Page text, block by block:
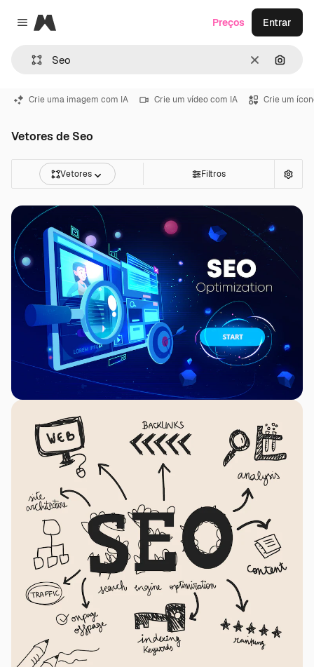
Close menu
Magnific
Limpar
Preços Entrar
Crie uma imagem com IA Crie um vídeo com IA Crie um
Vetores de Seo
Vetores Filtros